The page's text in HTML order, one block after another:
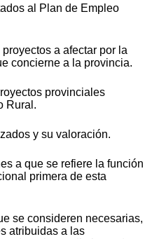
al Plan de Empleo
a afectar por la
concierne a la provincia.
provinciales
Rural.
y su valoración.
a que se refiere la función
primera de esta
se consideren necesarias,
atribuidas a las